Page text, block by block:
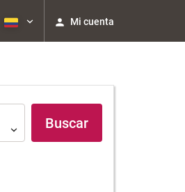
Mi cuenta
Buscar